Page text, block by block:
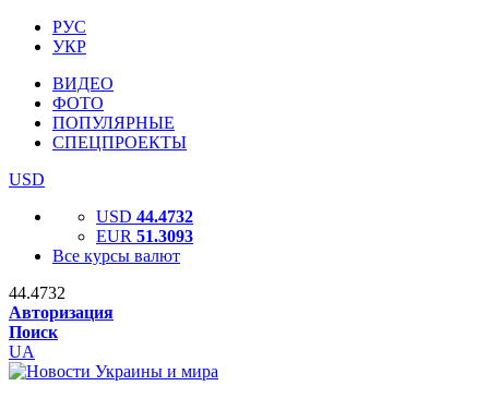
РУС
УКР
ВИДЕО
ФОТО
ПОПУЛЯРНЫЕ
СПЕЦПРОЕКТЫ
USD
USD 44.4732
EUR 51.3093
Все курсы валют
44.4732
Авторизация
Поиск
UA